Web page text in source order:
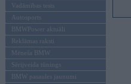
Vadāmības tests
Autosports
BMWPower aktuāli
Reklāmas raksti
Mēneša BMW
Sērijveida tūnings
BMW pasaules jaunumi